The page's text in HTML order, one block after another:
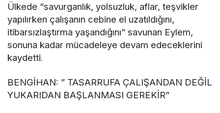
Ülkede “savurganlık, yolsuzluk, aflar, teşvikler
yapılırken çalışanın cebine el uzatıldığını,
itibarsızlaştırma yaşandığını” savunan Eylem,
sonuna kadar mücadeleye devam edeceklerini
kaydetti.
BENGİHAN: ” TASARRUFA ÇALIŞANDAN DEĞİL
YUKARIDAN BAŞLANMASI GEREKİR”